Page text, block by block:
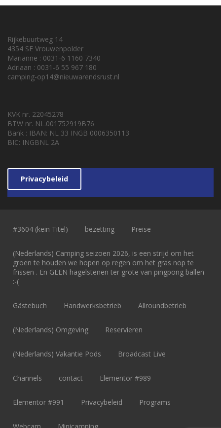
Rijkebuurtweg 14
4354 SE Vrouwenpolder
Marianne : 0031-6 1160 7340
Adriaan : 0031-6 55 967 180
camping-op14@nieuwarendsrust.nl
KVK nr. 22045278
BTW nr. NL.001752919B76
Bank : IBAN: NL 33 INGB 0006350113
BIC: INGBNL 2A
Privacybeleid
#3604 (kein Titel) bezetting Preise
(Nederlands) Camping seizoen 2026, is een strijd om het
groen te houden we hopen op regen om het gras nop te
frissen . En GEEN hagelstenen ter grote van pingpong ballen
:-(
Gästebuch Handwerksbetrieb Allroundbetrieb
(Nederlands) Omgeving Reservieren
(Nederlands) Vakantie Pods Broadcast Live
Channels contact Elementor #989
Elementor #991 Privacybeleid Programs